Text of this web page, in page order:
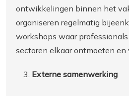
ontwikkelingen binnen het
organiseren regelmatig
workshops waar
sectoren elkaar ontmoeten en
Externe samenwerking